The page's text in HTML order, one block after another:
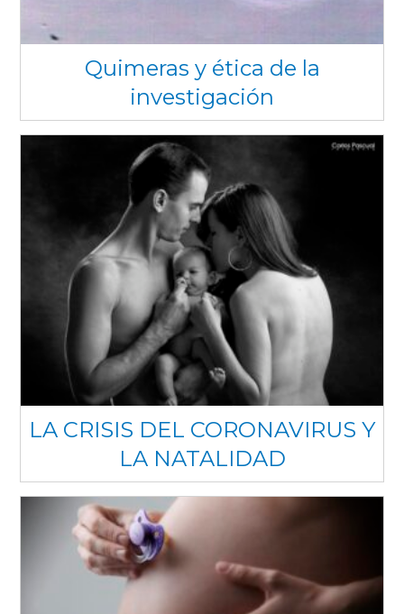
Quimeras y ética de la
investigación
LA CRISIS DEL CORONAVIRUS Y
LA NATALIDAD